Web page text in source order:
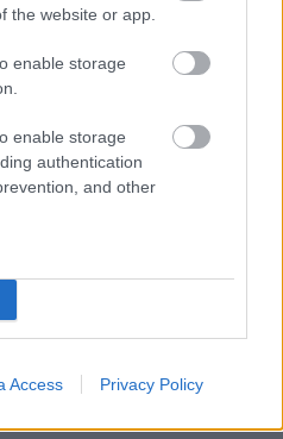
the website or app.
enable storage
enable storage
authentication
and other
Access Privacy Policy
a
Facebookon